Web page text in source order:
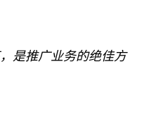
是推广业务的绝佳方